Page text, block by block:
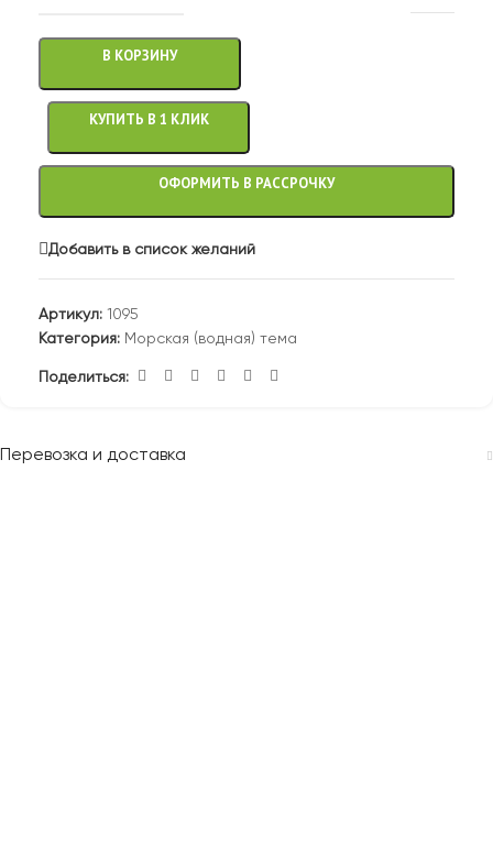
В КОРЗИНУ
КУПИТЬ В 1 КЛИК
ОФОРМИТЬ В РАССРОЧКУ
Добавить в список желаний
Артикул: 1095
Категория: Морская (водная) тема
Поделиться:
Перевозка и доставка